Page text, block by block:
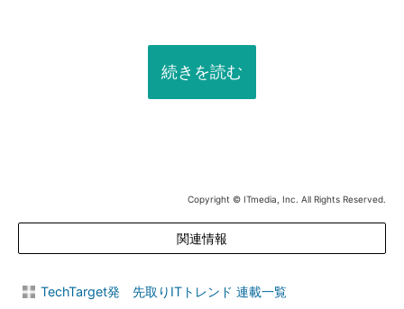
続きを読む
Copyright © ITmedia, Inc. All Rights Reserved.
関連情報
TechTarget発 先取りITトレンド 連載一覧